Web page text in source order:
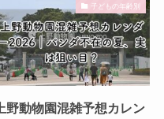
子どもの年齢別
上野動物園混雑予想カレン